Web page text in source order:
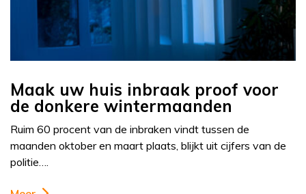
Maak uw huis inbraak proof voor
de donkere wintermaanden
Ruim 60 procent van de inbraken vindt tussen de
maanden oktober en maart plaats, blijkt uit cijfers van de
politie….